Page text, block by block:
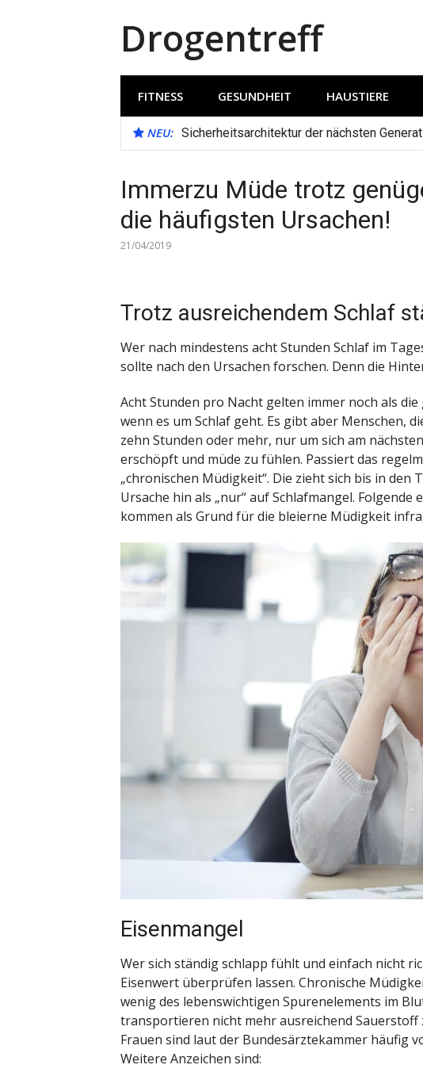
Drogentreff
FITNESS GESUNDHEIT HAUSTIERE
NEU: Sicherheitsarchitektur der nächsten
Immerzu Müde trotz
die häufigsten Ursachen!
21/04/2019
Trotz ausreichendem Schlaf
Wer nach mindestens acht Stunden Schlaf im
sollte nach den Ursachen forschen. Denn die
Acht Stunden pro Nacht gelten immer noch als
wenn es um Schlaf geht. Es gibt aber Menschen,
zehn Stunden oder mehr, nur um sich am
erschöpft und müde zu fühlen. Passiert das
„chronischen Müdigkeit“. Die zieht sich bis in
Ursache hin als „nur“ auf Schlafmangel.
kommen als Grund für die bleierne Müdigkeit
Eisenmangel
Wer sich ständig schlapp fühlt und einfach nicht
Eisenwert überprüfen lassen. Chronische
wenig des lebenswichtigen Spurenelements im
transportieren nicht mehr ausreichend Sauerstoff
Frauen sind laut der Bundesärztekammer häufig
Weitere Anzeichen sind: